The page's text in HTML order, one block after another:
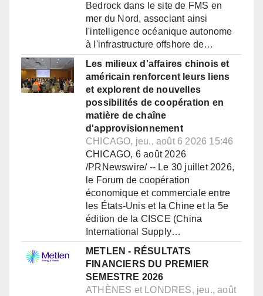
Bedrock dans le site de FMS en
mer du Nord, associant ainsi
l'intelligence océanique autonome
à l'infrastructure offshore de…
Les milieux d'affaires chinois et
américain renforcent leurs liens
et explorent de nouvelles
possibilités de coopération en
matière de chaîne
d'approvisionnement
CHICAGO, jeu., août 6 2026 15:46
CHICAGO, 6 août 2026
/PRNewswire/ -- Le 30 juillet 2026,
le Forum de coopération
économique et commerciale entre
les États-Unis et la Chine et la 5e
édition de la CISCE (China
International Supply…
METLEN - RÉSULTATS
FINANCIERS DU PREMIER
SEMESTRE 2026
ATHÈNES et LONDRES, jeu., août